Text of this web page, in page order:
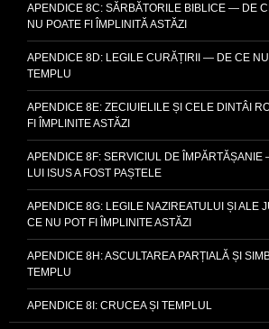
APENDICE 8C: SĂRBĂTORILE BIBLICE — DE
NU POATE FI ÎMPLINITĂ ASTĂZI
APENDICE 8D: LEGILE CURĂȚIRII — DE CE
TEMPLU
APENDICE 8E: ZECIUIELILE ȘI CELE DINTÂI
FI ÎMPLINITE ASTĂZI
APENDICE 8F: SERVICIUL DE ÎMPĂRTĂȘANIE
LUI ISUS A FOST PAȘTELE
APENDICE 8G: LEGILE NAZIREATULUI ȘI ALE
CE NU POT FI ÎMPLINITE ASTĂZI
APENDICE 8H: ASCULTAREA PARȚIALĂ ȘI
TEMPLU
APENDICE 8I: CRUCEA ȘI TEMPLUL